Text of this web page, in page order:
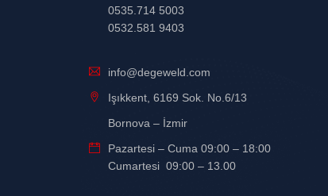
0535.714 5003
0532.581 9403
info@degeweld.com
Işıkkent, 6169 Sok. No.6/13
Bornova – İzmir
Pazartesi – Cuma 09:00 – 18:00
Cumartesi 09:00 – 13.00